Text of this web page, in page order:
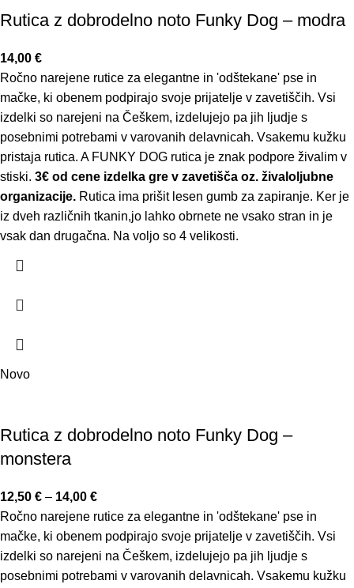
Rutica z dobrodelno noto Funky Dog – modra
14,00 €
Ročno narejene rutice za elegantne in 'odštekane' pse in
mačke, ki obenem podpirajo svoje prijatelje v zavetiščih. Vsi
izdelki so narejeni na Češkem, izdelujejo pa jih ljudje s
posebnimi potrebami v varovanih delavnicah. Vsakemu kužku
pristaja rutica. A FUNKY DOG rutica je znak podpore živalim v
stiski. 3€ od cene izdelka gre v zavetišča oz. živaloljubne
organizacije. Rutica ima prišit lesen gumb za zapiranje. Ker je
iz dveh različnih tkanin,jo lahko obrnete ne vsako stran in je
vsak dan drugačna. Na voljo so 4 velikosti.
Novo
Rutica z dobrodelno noto Funky Dog –
monstera
12,50 € – 14,00 €
Ročno narejene rutice za elegantne in 'odštekane' pse in
mačke, ki obenem podpirajo svoje prijatelje v zavetiščih. Vsi
izdelki so narejeni na Češkem, izdelujejo pa jih ljudje s
posebnimi potrebami v varovanih delavnicah. Vsakemu kužku